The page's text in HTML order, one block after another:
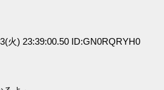
火) 23:39:00.50 ID:GN0RQRYH0